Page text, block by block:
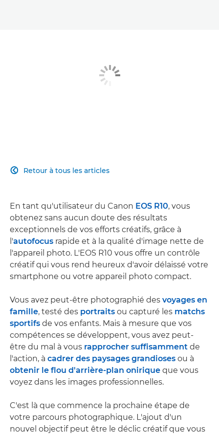
Retour à tous les articles

En tant qu'utilisateur du Canon EOS R10, vous
obtenez sans aucun doute des résultats
exceptionnels de vos efforts créatifs, grâce à
l'autofocus rapide et à la qualité d'image nette de
l'appareil photo. L'EOS R10 vous offre un contrôle
créatif qui vous rend heureux d'avoir délaissé votre
smartphone ou votre appareil photo compact.
Vous avez peut-être photographié des voyages en
famille, testé des portraits ou capturé les matchs
sportifs de vos enfants. Mais à mesure que vos
compétences se développent, vous avez peut-
être du mal à vous rapprocher suffisamment de
l'action, à cadrer des paysages grandioses ou à
obtenir le flou d'arrière-plan onirique que vous
voyez dans les images professionnelles.
C'est là que commence la prochaine étape de
votre parcours photographique. L'ajout d'un
nouvel objectif peut être le déclic créatif que vous